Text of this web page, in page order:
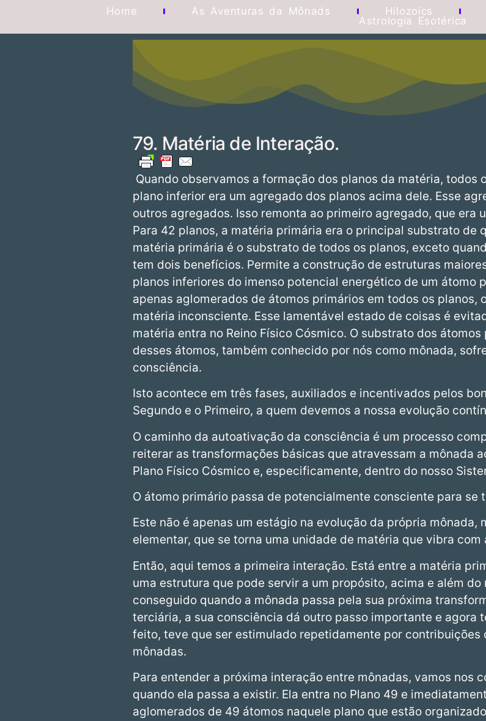
Home As Aventuras da Mônads Hilozoics
Astrologia Esotérica
79. Matéria de Interação.
Quando observamos a formação dos planos da matéria, todos
plano inferior era um agregado dos planos acima dele. Esse
outros agregados. Isso remonta ao primeiro agregado, que era
Para 42 planos, a matéria primária era o principal substrato de
matéria primária é o substrato de todos os planos, exceto
tem dois benefícios. Permite a construção de estruturas
planos inferiores do imenso potencial energético de um átomo
apenas aglomerados de átomos primários em todos os planos,
matéria inconsciente. Esse lamentável estado de coisas é
matéria entra no Reino Físico Cósmico. O substrato dos
desses átomos, também conhecido por nós como mônada,
consciência.
Isto acontece em três fases, auxiliados e incentivados pelos
Segundo e o Primeiro, a quem devemos a nossa evolução
O caminho da autoativação da consciência é um processo
reiterar as transformações básicas que atravessam a mônada
Plano Físico Cósmico e, especificamente, dentro do nosso
O átomo primário passa de potencialmente consciente para se
Este não é apenas um estágio na evolução da própria mônada,
elementar, que se torna uma unidade de matéria que vibra
Então, aqui temos a primeira interação. Está entre a matéria
uma estrutura que pode servir a um propósito, acima e além
conseguido quando a mônada passa pela sua próxima
terciária, a sua consciência dá outro passo importante e agora
feito, teve que ser estimulado repetidamente por contribuições
mônadas.
Para entender a próxima interação entre mônadas, vamos nos
quando ela passa a existir. Ela entra no Plano 49 e
aglomerados de 49 átomos naquele plano que estão